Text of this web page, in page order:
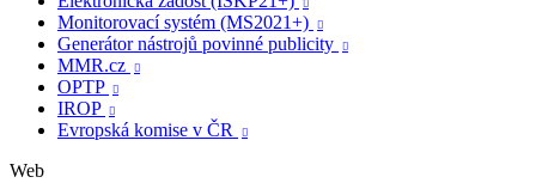

Monitorovací systém (MS2021+) 
Generátor nástrojů povinné publicity 
MMR.cz 
OPTP 
IROP 
Evropská komise v ČR 
Web